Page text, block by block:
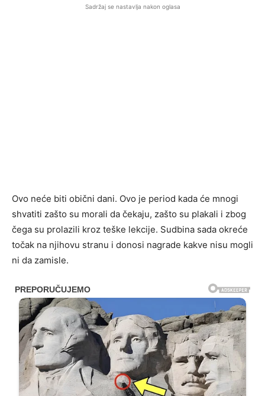
Sadržaj se nastavlja nakon oglasa
Ovo neće biti obični dani. Ovo je period kada će mnogi
shvatiti zašto su morali da čekaju, zašto su plakali i zbog
čega su prolazili kroz teške lekcije. Sudbina sada okreće
točak na njihovu stranu i donosi nagrade kakve nisu mogli
ni da zamisle.